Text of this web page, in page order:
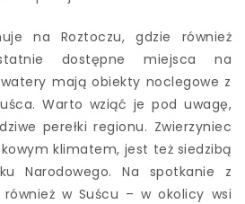
na Roztoczu, gdzie również
dostępne miejsca na
mają obiekty noclegowe z
Warto wziąć je pod uwagę,
perełki regionu. Zwierzyniec
klimatem, jest też siedzibą
Narodowego. Na spotkanie z
w Suścu – w okolicy wsi